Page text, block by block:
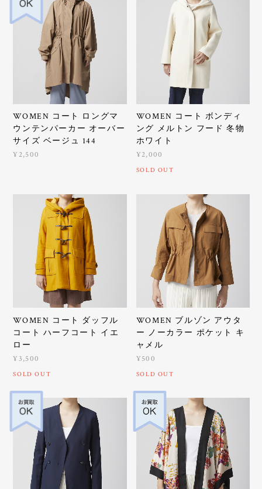
WOMEN コート ロングマ
ウンテンパーカー オーバー
サイズ ベージュ 144
¥2,500
WOMEN コート ボンディ
ング メルトン フード 冬物
ホワイト
¥2,000
SOLD OUT
WOMEN コート ダッフル
コート ハーフコート イエ
ロー
¥3,500
SOLD OUT
WOMEN ブルゾン アウタ
ー ノーカラー ポケット キ
ャメル
¥500
SOLD OUT